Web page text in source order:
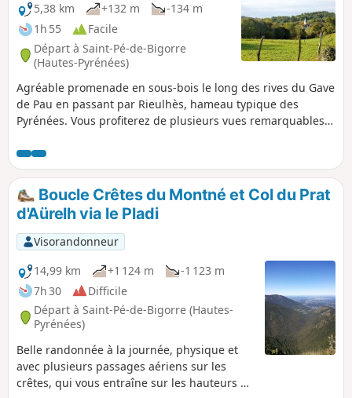
5,38 km
+132 m
-134 m
1h 55
Facile
Départ à Saint-Pé-de-Bigorre
(Hautes-Pyrénées)
Agréable promenade en sous-bois le long des rives du Gave
de Pau en passant par Rieulhès, hameau typique des
Pyrénées. Vous profiterez de plusieurs vues remarquables
Boucle Crêtes du Montné et Col du Prat
d'Aürelh via le Pladi
Visorandonneur
14,99 km
+1 124 m
-1 123 m
7h 30
Difficile
Départ à Saint-Pé-de-Bigorre (Hautes-
Pyrénées)
Belle randonnée à la journée, physique et
avec plusieurs passages aériens sur les
crêtes, qui vous entraîne sur les hauteurs du